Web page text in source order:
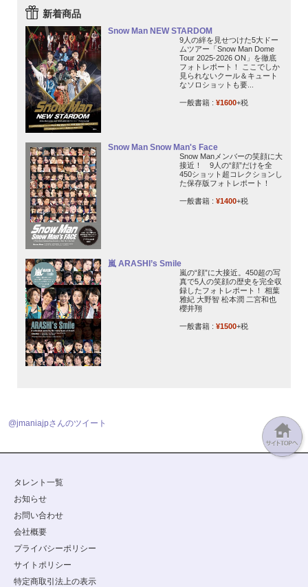
新着商品
Snow Man NEW STARDOM
9人の絆を見せつけた5大ドー
ムツアー「Snow Man Dome
Tour 2025-2026 ON」を徹底
フォトレポート！ ここでしか
見られないクール＆キュート
なソロショットも要...
一般書籍 : ¥1600+税
Snow Man Snow Man's Face
Snow Manメンバーの笑顔に大
接近！ 9人の“顔”だけを全
450ショット超コレクションし
た保存版フォトレポート！
一般書籍 : ¥1400+税
嵐 ARASHI’s Smile
嵐の“顔”に大接近。450超の写
真で5人の笑顔の歴史を完全収
録したフォトレポート！ 相葉
雅紀 大野智 松本潤 二宮和也
櫻井翔
一般書籍 : ¥1500+税
@jmaniajpさんのツイート
タレント一覧
お知らせ
お問い合わせ
会社概要
プライバシーポリシー
サイトポリシー
特定商取引法上の表示